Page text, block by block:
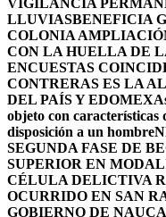
VIGILANCIA
LLUVIASBENEFICIA
COLONIA
CON LA HUELLA DE
ENCUESTAS
CONTRERAS ES LA
DEL PAÍS Y EDOMEX
objeto con características
disposición a un hombre
SEGUNDA FASE DE
SUPERIOR EN
CÉLULA DELICTIVA
OCURRIDO EN SAN
GOBIERNO DE